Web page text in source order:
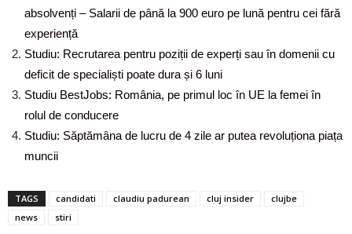
absolvenți – Salarii de până la 900 euro pe lună pentru cei fără
experiență
Studiu: Recrutarea pentru poziții de experți sau în domenii cu
deficit de specialiști poate dura și 6 luni
Studiu BestJobs: România, pe primul loc în UE la femei în
rolul de conducere
Studiu: Săptămâna de lucru de 4 zile ar putea revoluționa piața
muncii
TAGS candidati claudiu padurean cluj insider
clujbe
news
stiri